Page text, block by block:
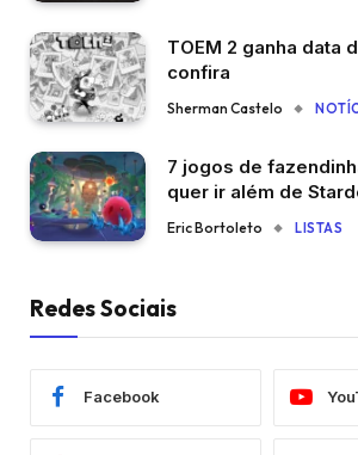
TOEM 2 ganha data
confira
Sherman Castelo
7 jogos de
quer ir além de
Eric Bortoleto LISTAS
Redes Sociais
Facebook